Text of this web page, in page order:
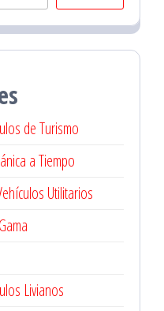
de Turismo
a Tiempo
Utilitarios
Livianos